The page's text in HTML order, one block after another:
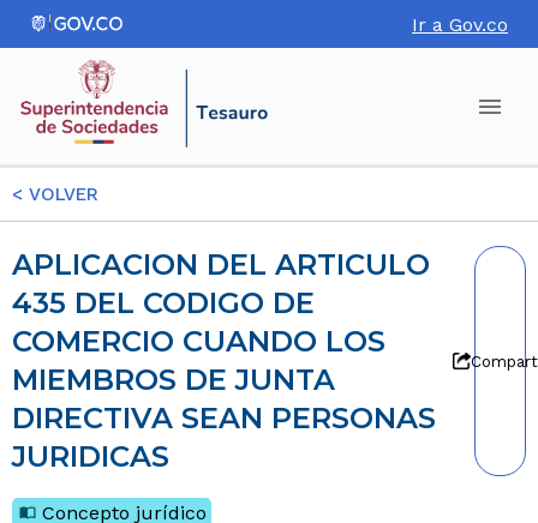
Ir a Gov.co
< VOLVER
APLICACION DEL ARTICULO
435 DEL CODIGO DE
COMERCIO CUANDO LOS
MIEMBROS DE JUNTA
DIRECTIVA SEAN PERSONAS
JURIDICAS
Concepto jurídico